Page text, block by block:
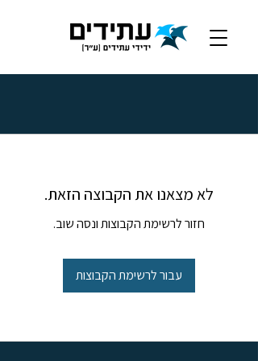
לא מצאנו את הקבוצה הזאת.
חזור לרשימת הקבוצות ונסה שוב.
עבור לרשימת הקבוצות